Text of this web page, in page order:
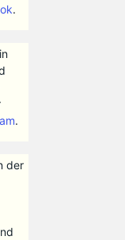
.
.
der